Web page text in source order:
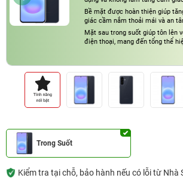
Bề mặt được hoàn thiện giúp
giác cầm nắm thoải mái và an
Mặt sau trong suốt giúp tôn lên
điện thoại, mang đến tổng thể
Trong Suốt
Kiểm tra tại chỗ, bảo hành nếu có lỗi từ Nhà